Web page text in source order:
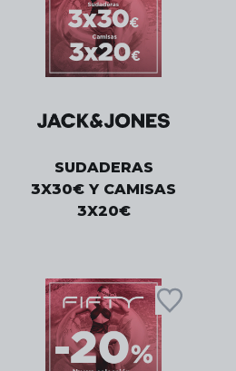
SUDADERAS
3X30€ Y CAMISAS
3X20€